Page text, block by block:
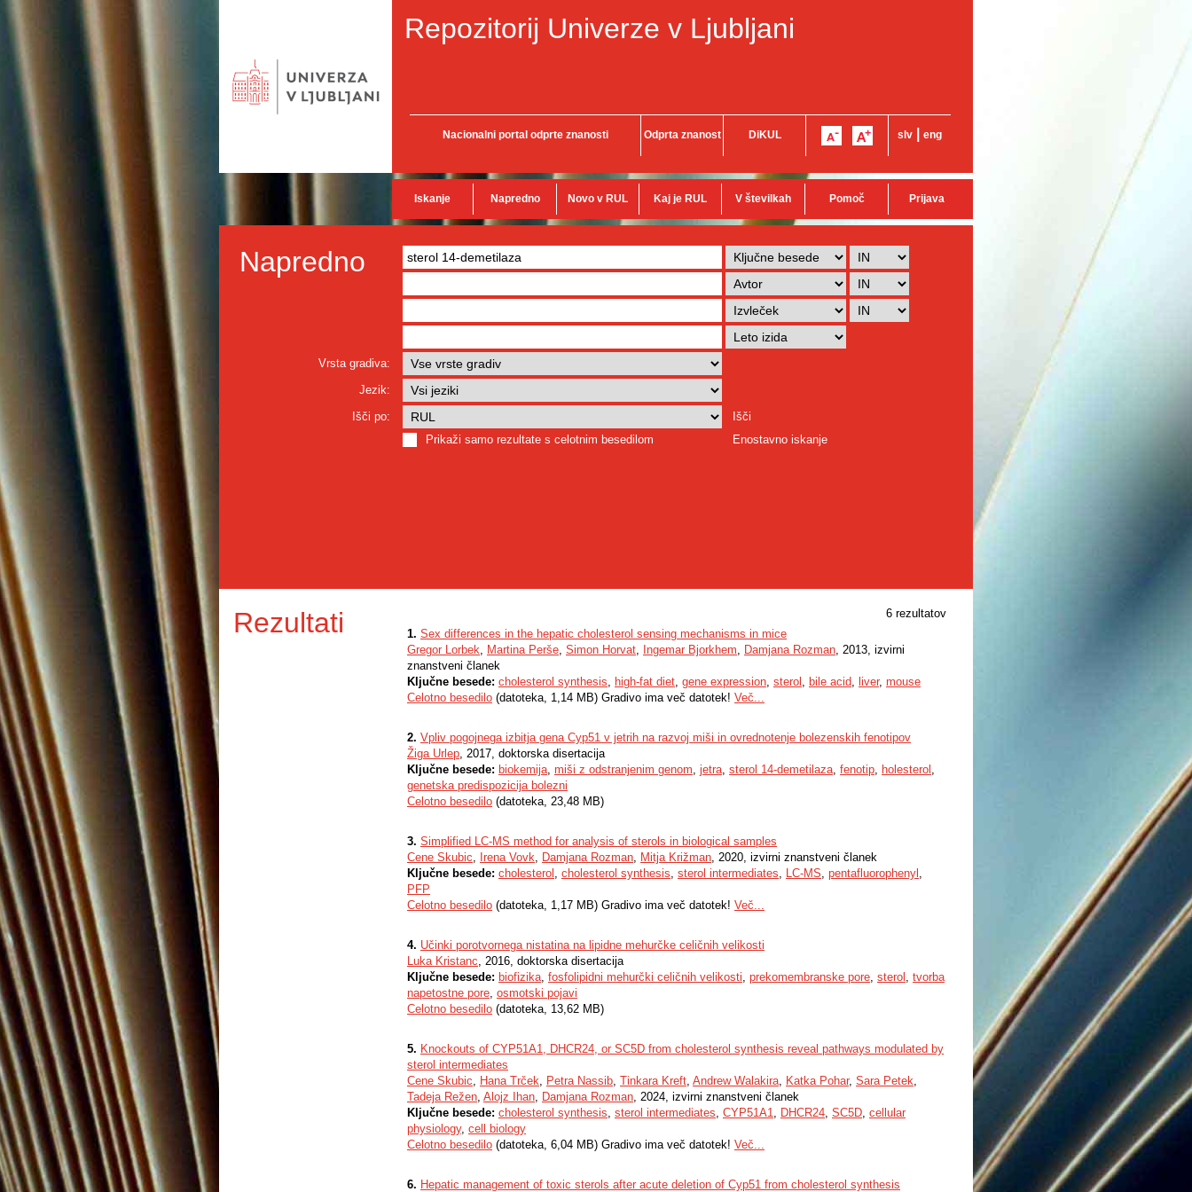
Repozitorij Univerze v Ljubljani
Nacionalni portal odprte znanosti Odprta znanost DiKUL slv eng
Iskanje Napredno Novo v RUL Kaj je RUL V številkah Pomoč Prijava
Napredno
Vrsta gradiva:
Jezik:
Išči po:
Išči
Prikaži samo rezultate s celotnim besedilom
Enostavno iskanje
Rezultati
6 rezultatov
1. Sex differences in the hepatic cholesterol sensing mechanisms in mice
Gregor Lorbek, Martina Perše, Simon Horvat, Ingemar Bjorkhem, Damjana Rozman, 2013, izvirni
znanstveni članek
Ključne besede: cholesterol synthesis, high-fat diet, gene expression, sterol , bile acid, liver, mouse
Celotno besedilo (datoteka, 1,14 MB) Gradivo ima več datotek! Več...
2. Vpliv pogojnega izbitja gena Cyp51 v jetrih na razvoj miši in ovrednotenje bolezenskih fenotipov
Žiga Urlep, 2017, doktorska disertacija
Ključne besede: biokemija, miši z odstranjenim genom, jetra, sterol 14-demetilaza, fenotip, holesterol ,
genetska predispozicija bolezni
Celotno besedilo (datoteka, 23,48 MB)
3. Simplified LC-MS method for analysis of sterols in biological samples
Cene Skubic, Irena Vovk, Damjana Rozman, Mitja Križman, 2020, izvirni znanstveni članek
Ključne besede: cholesterol , cholesterol synthesis, sterol intermediates, LC-MS, pentafluorophenyl ,
PFP
Celotno besedilo (datoteka, 1,17 MB) Gradivo ima več datotek! Več...
4. Učinki porotvornega nistatina na lipidne mehurčke celičnih velikosti
Luka Kristanc, 2016, doktorska disertacija
Ključne besede: biofizika, fosfolipidni mehurčki celičnih velikosti, prekomembranske pore, sterol , tvorba
napetostne pore, osmotski pojavi
Celotno besedilo (datoteka, 13,62 MB)
5. Knockouts of CYP51A1, DHCR24, or SC5D from cholesterol synthesis reveal pathways modulated by
sterol intermediates
Cene Skubic, Hana Trček, Petra Nassib, Tinkara Kreft, Andrew Walakira, Katka Pohar, Sara Petek,
Tadeja Režen, Alojz Ihan, Damjana Rozman, 2024, izvirni znanstveni članek
Ključne besede: cholesterol synthesis, sterol intermediates, CYP51A1, DHCR24, SC5D, cellular
physiology, cell biology
Celotno besedilo (datoteka, 6,04 MB) Gradivo ima več datotek! Več...
6. Hepatic management of toxic sterols after acute deletion of Cyp51 from cholesterol synthesis